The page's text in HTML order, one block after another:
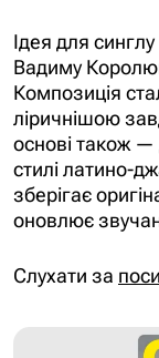
Ідея для
Вадиму
Композиція
ліричнішою
основі також —
стилі латино-
зберігає
оновлює
Слухати за